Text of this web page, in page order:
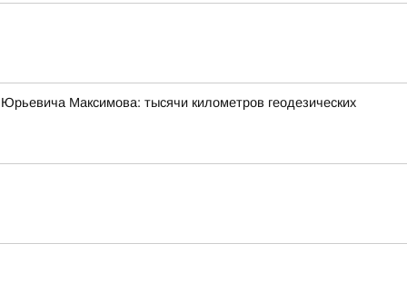
Максимова: тысячи километров геодезических